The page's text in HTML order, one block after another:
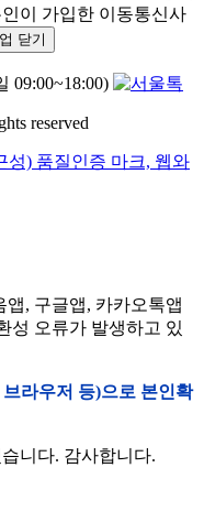
이 가입한 이동통신사
닫기
09:00~18:00)
reserved
, 구글앱, 카카오톡앱
성 오류가 발생하고 있
라우저 등)으로 본인확
니다. 감사합니다.